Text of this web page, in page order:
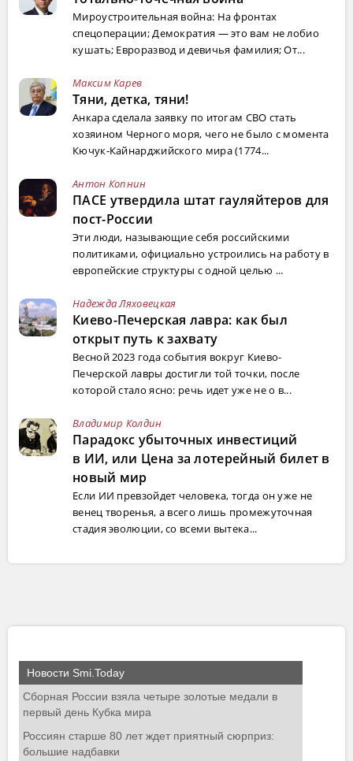
Мироустроительная война: На фронтах
спецоперации; Демократия — это вам не лобио
кушать; Евроразвод и девичья фамилия; От...
Максим Карев
Тяни, детка, тяни!
Анкара сделала заявку по итогам СВО стать
хозяином Черного моря, чего не было с момента
Кючук-Кайнарджийского мира (1774...
Антон Копнин
ПАСЕ утвердила штат гауляйтеров для
пост-России
Эти люди, называющие себя российскими
политиками, официально устроились на работу в
европейские структуры с одной целью ...
Надежда Ляховецкая
Киево-Печерская лавра: как был
открыт путь к захвату
Весной 2023 года события вокруг Киево-
Печерской лавры достигли той точки, после
которой стало ясно: речь идет уже не о в...
Владимир Колдин
Парадокс убыточных инвестиций
в ИИ, или Цена за лотерейный билет в
новый мир
Если ИИ превзойдет человека, тогда он уже не
венец творенья, а всего лишь промежуточная
стадия эволюции, со всеми вытека...